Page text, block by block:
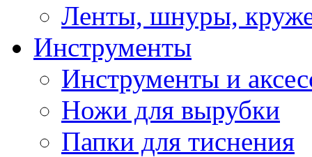
Ленты, шнуры,
Инструменты
Инструменты и
Ножи для вырубки
Папки для тиснения